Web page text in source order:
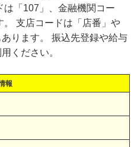
は「107」、金融機関コー
。 支店コードは「店番」や
ります。 振込先登録や給与
ください。
報